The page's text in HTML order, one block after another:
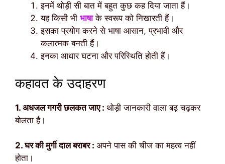
इनमें थोड़ी सी बात में बहुत कुछ कह दिया जाता हैं।
यह किसी भी भाषाके स्वरूप को निखारती हैं।
इसका प्रयोग करने से भाषा आसान, प्रभावी और
कलात्मक बनती हैं।
इनका आधार घटना और परिस्थिति होती हैं।
कहावत के उदाहरण
1. अधजल गगरी छलकत जाए : थोड़ी जानकारी वाला बढ़ चढ़कर
बोलता है।
2. घर की मुर्गी दाल बराबर : अपने पास की चीज का महत्व नहीं
होता।